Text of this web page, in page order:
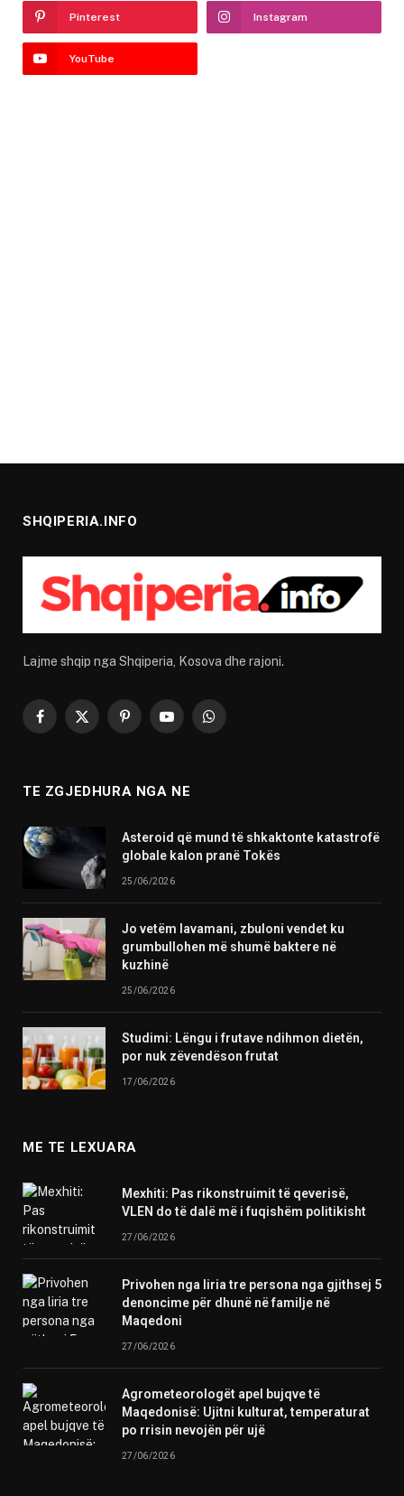
Pinterest Instagram
YouTube
SHQIPERIA.INFO
Lajme shqip nga Shqiperia, Kosova dhe rajoni.
Facebook
X
PinterestYouTubeWhatsApp
TE ZGJEDHURA NGA NE
Asteroid që mund të shkaktonte katastrofë
globale kalon pranë Tokës
25/06/2026
Jo vetëm lavamani, zbuloni vendet ku
grumbullohen më shumë baktere në
kuzhinë
25/06/2026
Studimi: Lëngu i frutave ndihmon dietën,
por nuk zëvendëson frutat
17/06/2026
ME TE LEXUARA
Mexhiti: Pas rikonstruimit të qeverisë,
VLEN do të dalë më i fuqishëm politikisht
27/06/2026
Privohen nga liria tre persona nga gjithsej 5
denoncime për dhunë në familje në
Maqedoni
27/06/2026
Agrometeorologët apel bujqve të
Maqedonisë: Ujitni kulturat, temperaturat
po rrisin nevojën për ujë
27/06/2026